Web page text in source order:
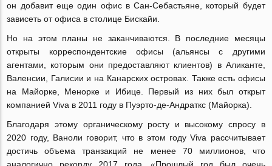
он добавит еще один офис в Сан-Себастьяне, который будет
зависеть от офиса в столице Бискайи.
Но на этом планы не заканчиваются. В последние месяцы
открыты корреспондентские офисы (альянсы с другими
агентами, которым они предоставляют клиентов) в Аликанте,
Валенсии, Галисии и на Канарских островах. Также есть офисы
на Майорке, Менорке и Ибице. Первый из них был открыт
компанией Viva в 2011 году в Пуэрто-де-Андраткс (Майорка).
Благодаря этому органическому росту и высокому спросу в
2020 году, Ваноли говорит, что в этом году Viva рассчитывает
достичь объема транзакций не менее 70 миллионов, что